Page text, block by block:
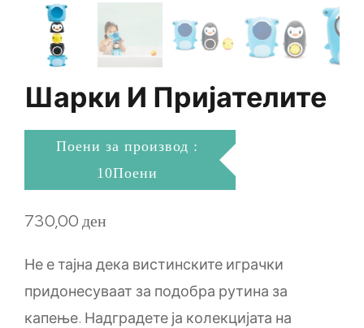
Шарки И Пријателите
Поени за производ :
10Поени
730,00ден
Не е тајна дека вистинските играчки
придонесуваат за подобра рутина за
капење. Надградете ја колекцијата на